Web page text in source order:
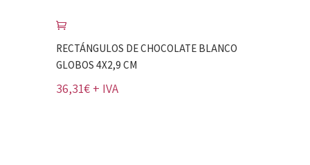
RECTÁNGULOS DE CHOCOLATE BLANCO
GLOBOS 4X2,9 CM
36,31€ + IVA